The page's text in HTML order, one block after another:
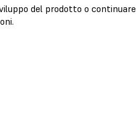
del prodotto o